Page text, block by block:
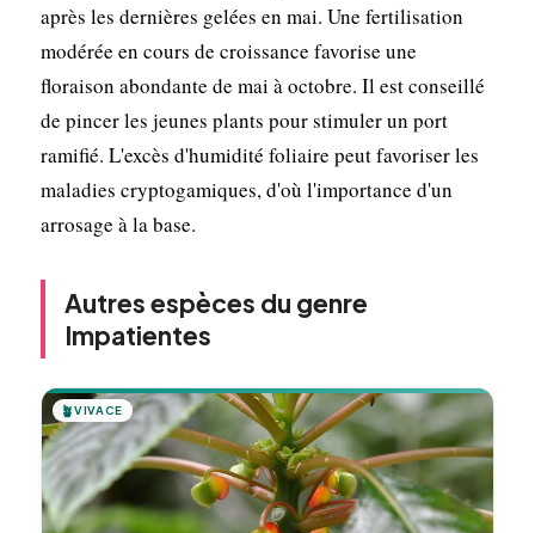
après les dernières gelées en mai. Une fertilisation
modérée en cours de croissance favorise une
floraison abondante de mai à octobre. Il est conseillé
de pincer les jeunes plants pour stimuler un port
ramifié. L'excès d'humidité foliaire peut favoriser les
maladies cryptogamiques, d'où l'importance d'un
arrosage à la base.
Autres espèces du genre
Impatientes
🪴VIVACE